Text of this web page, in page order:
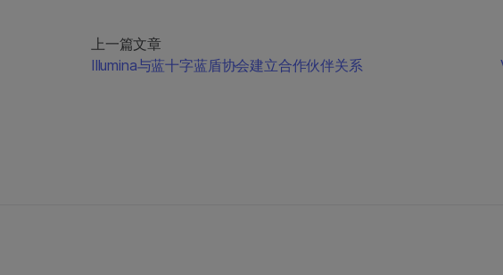
上一篇文章
Illumina与蓝十字蓝盾协会建立合作伙伴关系